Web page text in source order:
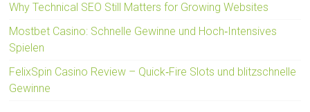
Why Technical SEO Still Matters for Growing Websites
Mostbet Casino: Schnelle Gewinne und Hoch‑Intensives
Spielen
FelixSpin Casino Review – Quick‑Fire Slots und blitzschnelle
Gewinne